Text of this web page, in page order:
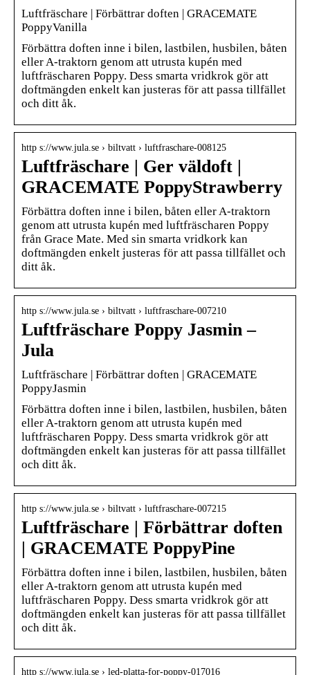
Luftfräschare | Förbättrar doften | GRACEMATE
PoppyVanilla
Förbättra doften inne i bilen, lastbilen, husbilen, båten
eller A-traktorn genom att utrusta kupén med
luftfräscharen Poppy. Dess smarta vridkrok gör att
doftmängden enkelt kan justeras för att passa tillfället
och ditt åk.
http s://www.jula.se › biltvatt › luftfraschare-008125
Luftfräschare | Ger väldoft |
GRACEMATE PoppyStrawberry
Förbättra doften inne i bilen, båten eller A-traktorn
genom att utrusta kupén med luftfräscharen Poppy
från Grace Mate. Med sin smarta vridkork kan
doftmängden enkelt justeras för att passa tillfället och
ditt åk.
http s://www.jula.se › biltvatt › luftfraschare-007210
Luftfräschare Poppy Jasmin –
Jula
Luftfräschare | Förbättrar doften | GRACEMATE
PoppyJasmin
Förbättra doften inne i bilen, lastbilen, husbilen, båten
eller A-traktorn genom att utrusta kupén med
luftfräscharen Poppy. Dess smarta vridkrok gör att
doftmängden enkelt kan justeras för att passa tillfället
och ditt åk.
http s://www.jula.se › biltvatt › luftfraschare-007215
Luftfräschare | Förbättrar doften
| GRACEMATE PoppyPine
Förbättra doften inne i bilen, lastbilen, husbilen, båten
eller A-traktorn genom att utrusta kupén med
luftfräscharen Poppy. Dess smarta vridkrok gör att
doftmängden enkelt kan justeras för att passa tillfället
och ditt åk.
http s://www.jula.se › led-platta-for-poppy-017016